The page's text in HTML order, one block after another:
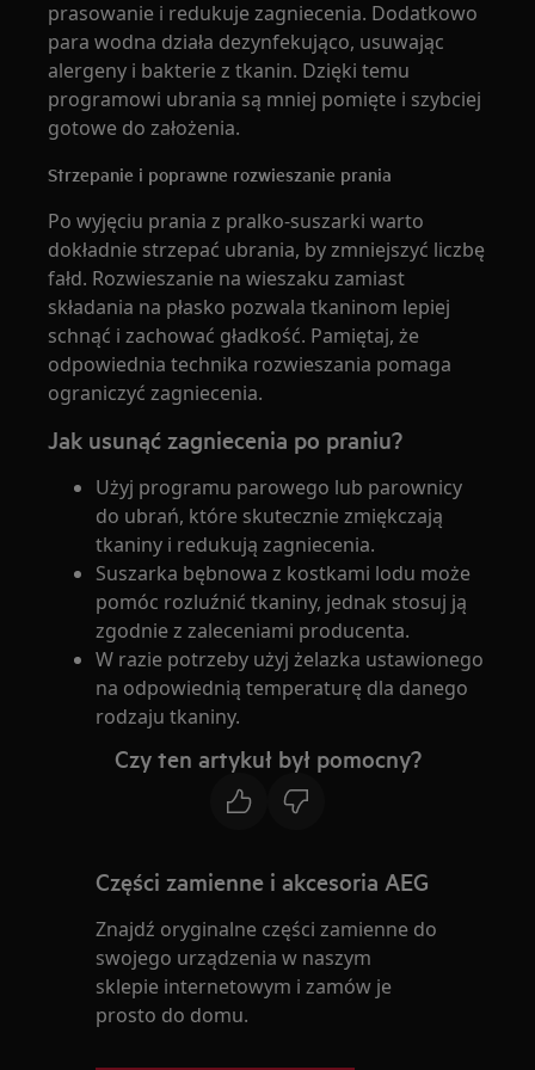
prasowanie i redukuje zagniecenia. Dodatkowo
para wodna działa dezynfekująco, usuwając
alergeny i bakterie z tkanin. Dzięki temu
programowi ubrania są mniej pomięte i szybciej
gotowe do założenia.
Strzepanie i poprawne rozwieszanie prania
Po wyjęciu prania z pralko-suszarki warto
dokładnie strzepać ubrania, by zmniejszyć liczbę
fałd. Rozwieszanie na wieszaku zamiast
składania na płasko pozwala tkaninom lepiej
schnąć i zachować gładkość. Pamiętaj, że
odpowiednia technika rozwieszania pomaga
ograniczyć zagniecenia.
Jak usunąć zagniecenia po praniu?
Użyj programu parowego lub parownicy
do ubrań, które skutecznie zmiękczają
tkaniny i redukują zagniecenia.
Suszarka bębnowa z kostkami lodu może
pomóc rozluźnić tkaniny, jednak stosuj ją
zgodnie z zaleceniami producenta.
W razie potrzeby użyj żelazka ustawionego
na odpowiednią temperaturę dla danego
rodzaju tkaniny.
Czy ten artykuł był pomocny?
Części zamienne i akcesoria AEG
Znajdź oryginalne części zamienne do
swojego urządzenia w naszym
sklepie internetowym i zamów je
prosto do domu.